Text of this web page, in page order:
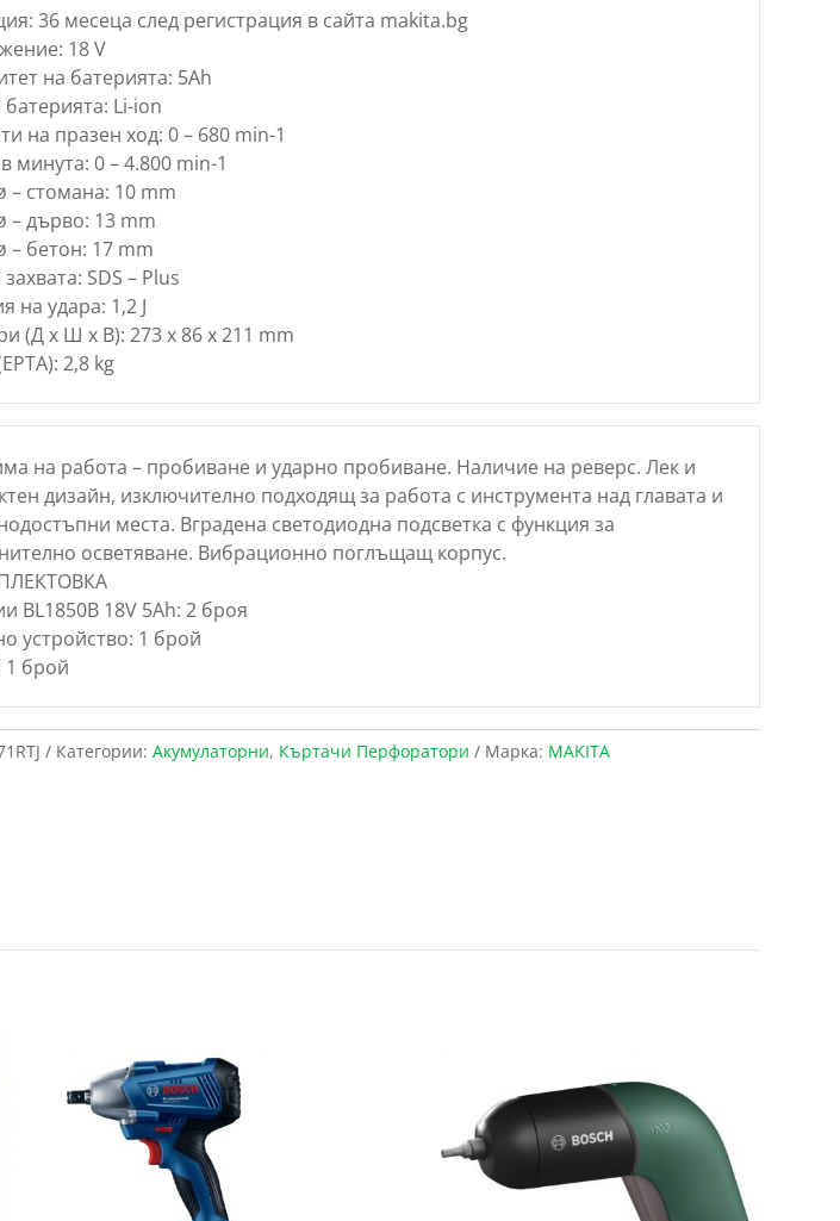
36 месеца след регистрация в сайта makita.bg
18 V
на батерията: 5Ah
Li-ion
на празен ход: 0 – 680 min-1
минута: 0 – 4.800 min-1
– стомана: 10 mm
– дърво: 13 mm
– бетон: 17 mm
SDS – Plus
на удара: 1,2 J
(Д х Ш х В): 273 x 86 x 211 mm
2,8 kg
на работа – пробиване и ударно пробиване. Наличие на реверс. Лек и
дизайн, изключително подходящ за работа с инструмента над главата и
места. Вградена светодиодна подсветка с функция за
осветяване. Вибрационно поглъщащ корпус.
BL1850B 18V 5Ah: 2 броя
устройство: 1 брой
1 брой
Категории: Акумулаторни, Къртачи Перфоратори Марка: MAKITA